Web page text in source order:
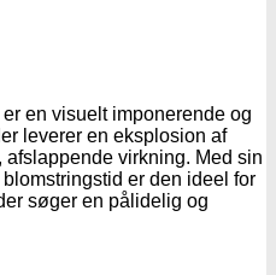
en visuelt imponerende og
leverer en eksplosion af
afslappende virkning. Med sin
er den ideel for
søger en pålidelig og